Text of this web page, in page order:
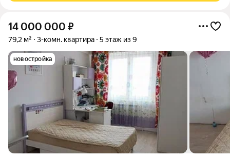
14 000 000 ₽
79,2 м² 3-комн. квартира 5 этаж из 9
новостройка